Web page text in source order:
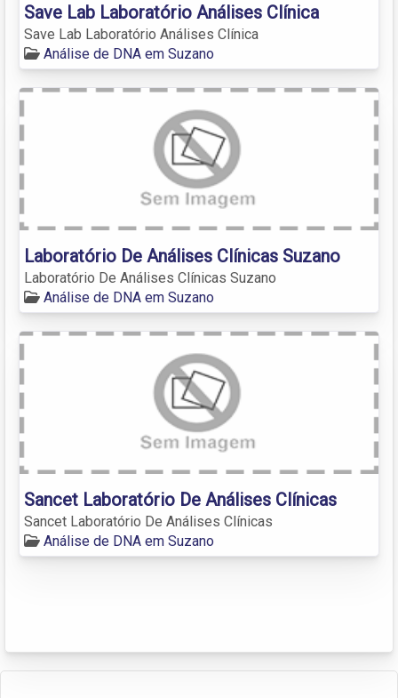
Save Lab Laboratório Análises Clínica
Save Lab Laboratório Análises Clínica
Análise de DNA em Suzano
Laboratório De Análises Clínicas Suzano
Laboratório De Análises Clínicas Suzano
Análise de DNA em Suzano
Sancet Laboratório De Análises Clínicas
Sancet Laboratório De Análises Clínicas
Análise de DNA em Suzano